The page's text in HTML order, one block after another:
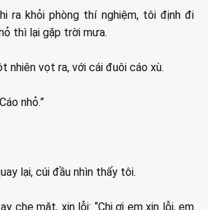
ra khỏi phòng thí nghiệm, tôi định đi
thì lại gặp trời mưa.
nhiên vọt ra, với cái đuôi cáo xù.
nhỏ.”
lại, cúi đầu nhìn thấy tôi.
che mặt, xin lỗi: “Chị ơi em xin lỗi, em